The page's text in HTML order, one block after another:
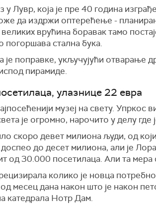
у Лувр, која је пре 40 година
да издржи оптерећење -
врућина боравак тамо
погоршава стална бука.
поправке, укључујући отварање
пирамиде.
улазнице 22 евра
музеј на свету.
је огромно, нарочито у делу где
скоро девет милиона људи, од
до десет милиона, али је
од 30.000 посетилаца. Али та
колико је новца
месец дана након што је након
катедрала Нотр Дам.